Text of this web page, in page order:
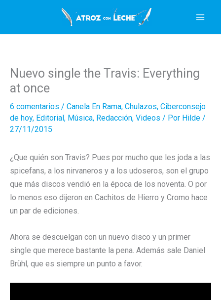
contenido
Nuevo single the Travis: Everything
at once
6 comentarios / Canela En Rama, Chulazos, Ciberconsejo
de hoy, Editorial, Música, Redacción, Videos / Por Hilde /
27/11/2015
¿Que quién son Travis? Pues por mucho que les joda a las
spicefans, a los nirvaneros y a los udoseros, son el grupo
que más discos vendió en la época de los noventa. O por
lo menos eso dijeron en Cachitos de Hierro y Cromo hace
un par de ediciones.
Ahora se descuelgan con un nuevo disco y un primer
single que merece bastante la pena. Además sale Daniel
Brühl, que es siempre un punto a favor.